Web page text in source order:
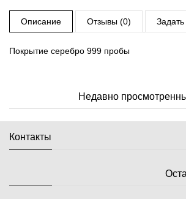
Описание Отзывы (0)
Покрытие серебро 999 пробы
Недавно
Контакты